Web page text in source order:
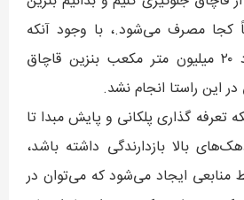
کجا مصرف می‌شود.، با وجود آنکه
رئیس جمهور اعلام کرد ۲۰ میلیون متر مکعب بنزین قاچاق
این راستا انجام نشد.
تعرفه گذاری پلکانی و پایش مبدا تا
بالا بازدارندگی داشته باشد،
منابعی ایجاد می‌شود که می‌توان در